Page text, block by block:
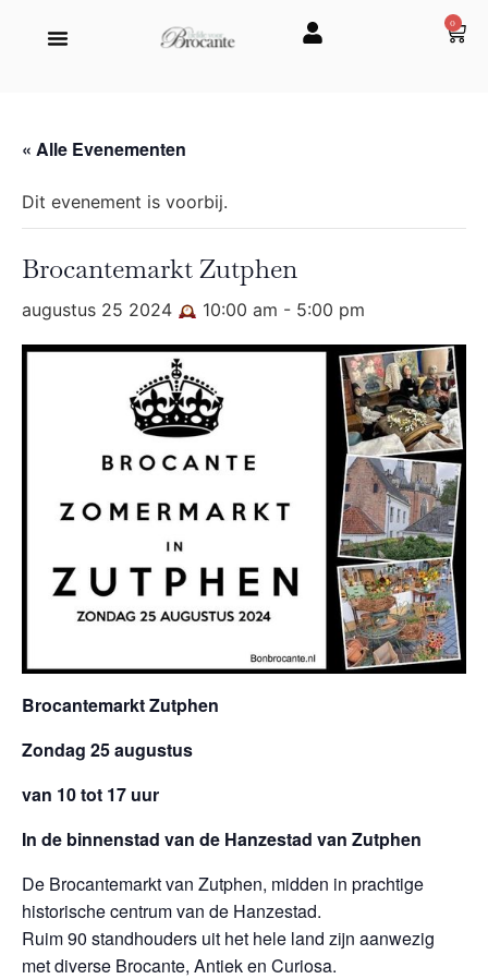
0
« Alle Evenementen
Dit evenement is voorbij.
Brocantemarkt Zutphen
augustus 25 2024 10:00 am - 5:00 pm
Brocantemarkt Zutphen
Zondag 25 augustus
van 10 tot 17 uur
In de binnenstad van de Hanzestad van Zutphen
De Brocantemarkt van Zutphen, midden in prachtige
historische centrum van de Hanzestad.
Ruim 90 standhouders uit het hele land zijn aanwezig
met diverse Brocante, Antiek en Curiosa.